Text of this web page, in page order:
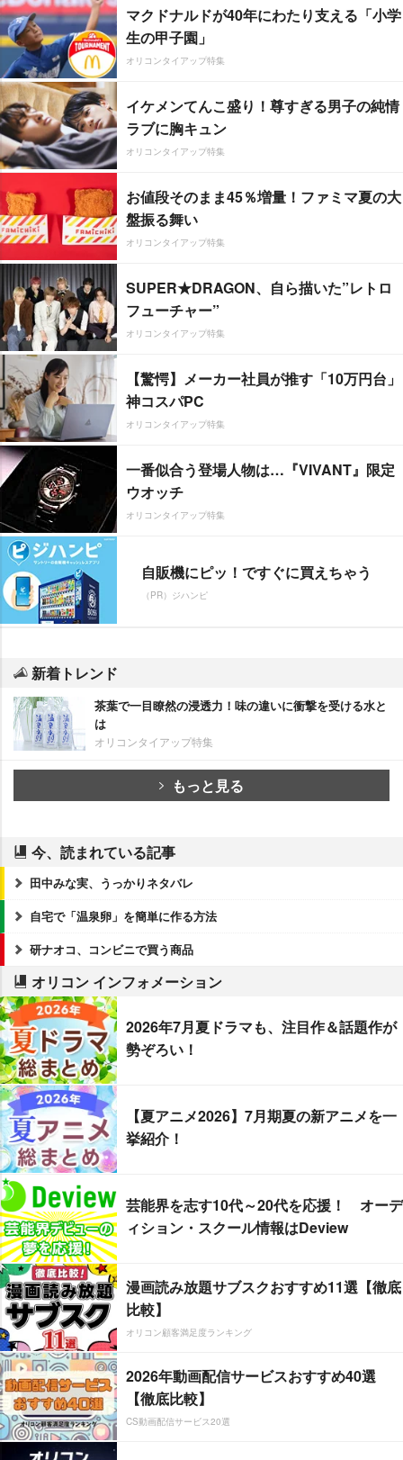
マクドナルドが40年にわたり支える「小学
生の甲子園」
オリコンタイアップ特集
イケメンてんこ盛り！尊すぎる男子の純情
ラブに胸キュン
オリコンタイアップ特集
お値段そのまま45％増量！ファミマ夏の大
盤振る舞い
オリコンタイアップ特集
SUPER★DRAGON、自ら描いた”レトロ
フューチャー”
オリコンタイアップ特集
【驚愕】メーカー社員が推す「10万円台」
神コスパPC
オリコンタイアップ特集
一番似合う登場人物は…『VIVANT』限定
ウオッチ
オリコンタイアップ特集
自販機にピッ！ですぐに買えちゃう
（PR）ジハンピ
新着トレンド
茶葉で一目瞭然の浸透力！味の違いに衝撃を受ける水と
は
オリコンタイアップ特集
もっと見る
今、読まれている記事
田中みな実、うっかりネタバレ
自宅で「温泉卵」を簡単に作る方法
研ナオコ、コンビニで買う商品
オリコン インフォメーション
2026年7月夏ドラマも、注目作＆話題作が
勢ぞろい！
【夏アニメ2026】7月期夏の新アニメを一
挙紹介！
芸能界を志す10代～20代を応援！ オーデ
ィション・スクール情報はDeview
漫画読み放題サブスクおすすめ11選【徹底
比較】
オリコン顧客満足度ランキング
2026年動画配信サービスおすすめ40選
【徹底比較】
CS動画配信サービス20選